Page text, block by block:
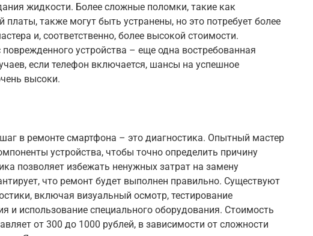
жидкости. Более сложные поломки, такие как
платы, также могут быть устранены, но это потребует более
и, соответственно, более высокой стоимости.
устройства – еще одна востребованная
если телефон включается, шансы на успешное
высоки.
в ремонте смартфона – это диагностика. Опытный мастер
устройства, чтобы точно определить причину
позволяет избежать ненужных затрат на замену
что ремонт будет выполнен правильно. Существуют
включая визуальный осмотр, тестирование
и использование специального оборудования. Стоимость
от 300 до 1000 рублей, в зависимости от сложности